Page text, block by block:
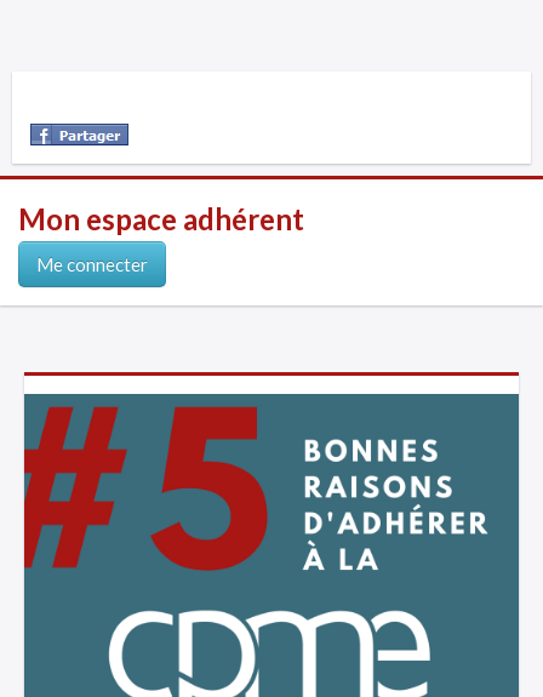
Mon espace adhérent
Me connecter